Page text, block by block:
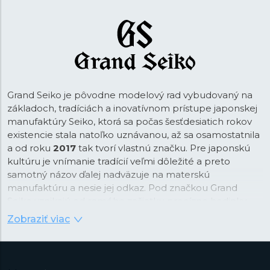
Grand Seiko je pôvodne modelový rad vybudovaný na
základoch, tradíciách a inovatívnom prístupe japonskej
manufaktúry Seiko, ktorá sa počas šesťdesiatich rokov
existencie stala natoľko uznávanou, až sa osamostatnila
a od roku 2017 tak tvorí vlastnú značku. Pre japonskú
kultúru je vnímanie tradícií veľmi dôležité a preto
samotný názov ďalej nadväzuje na materskú
manufaktúru a nesie jej odkaz. Pod značkou Grand
ktoré vynikajú svojím spracovaním a dizajnom podľa
pravidiel tzv.„Grammar of Design“
koncept estetiky je založený na ostrých uhloch a
Zobraziť viac